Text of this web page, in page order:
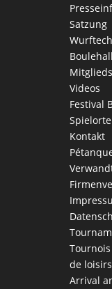
Satzung
Videos
Festival
Kontakt
de loisirs
Arrival